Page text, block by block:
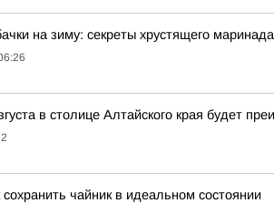
на зиму: секреты хрустящего
в столице Алтайского края будет
сохранить чайник в идеальном состоянии